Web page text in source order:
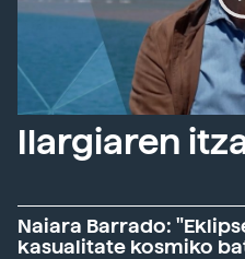
Ilargiaren
Naiara Barrado:
kasualitate kosmiko